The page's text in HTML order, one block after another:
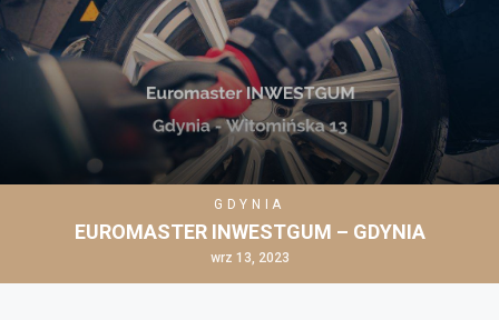
GDYNIA
EUROMASTER INWESTGUM – GDYNIA
wrz 13, 2023